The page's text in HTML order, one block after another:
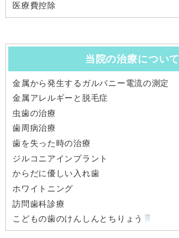
医療費控除
当院の治療について
金属から発生するガルバニー電流の測定
金属アレルギーと脱毛症
虫歯の治療
歯周病治療
歯を失った時の治療
ジルコニアインプラント
からだに優しい入れ歯
ホワイトニング
訪問歯科診療
こどもの歯のけんしんとちりょう